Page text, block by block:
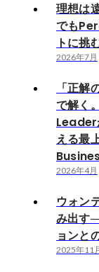
理想は
でも
トに
2026年7月
「正解
で解く
Leader
える最
2026年4月
ウォン
み出す
ョンと
2025年11